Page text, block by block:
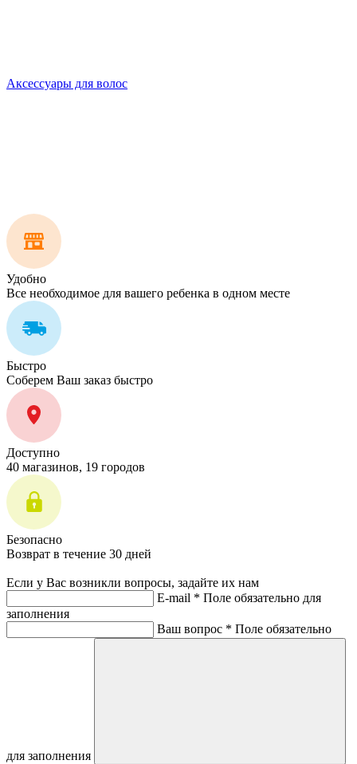
Аксессуары для волос
Удобно
Все необходимое для вашего ребенка в одном месте
Быстро
Соберем Ваш заказ быстро
Доступно
40 магазинов, 19 городов
Безопасно
Возврат в течение 30 дней
Если у Вас возникли вопросы, задайте их нам
E-mail * Поле обязательно для
заполнения
Ваш вопрос * Поле обязательно
для заполнения